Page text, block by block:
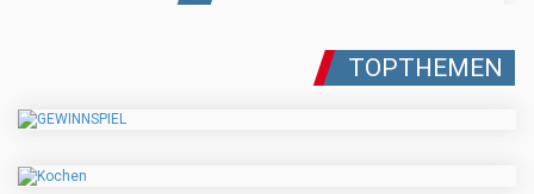
TOPTHEMEN